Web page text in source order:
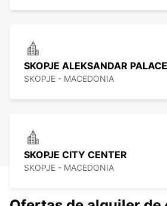
SKOPJE ALEKSANDAR
SKOPJE - MACEDONIA
SKOPJE CITY CENTER
SKOPJE - MACEDONIA